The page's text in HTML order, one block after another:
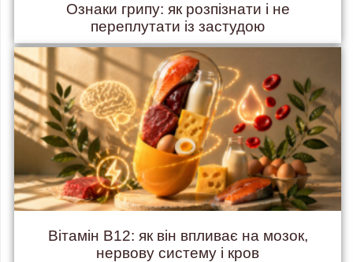
Ознаки грипу: як розпізнати і не
переплутати із застудою
Вітамін B12: як він впливає на мозок,
нервову систему і кров